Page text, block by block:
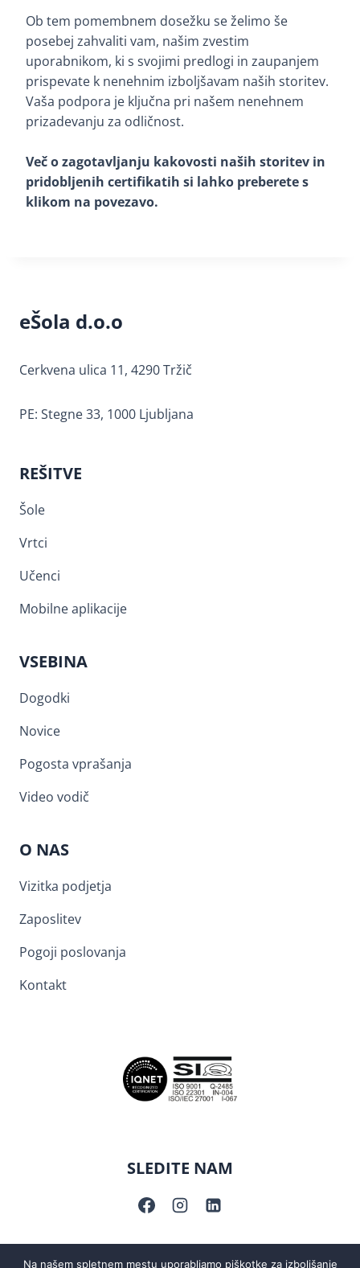
Ob tem pomembnem dosežku se želimo še
posebej zahvaliti vam, našim zvestim
uporabnikom, ki s svojimi predlogi in zaupanjem
prispevate k nenehnim izboljšavam naših storitev.
Vaša podpora je ključna pri našem nenehnem
prizadevanju za odličnost.
Več o zagotavljanju kakovosti naših storitev in
pridobljenih certifikatih si lahko preberete s
klikom na povezavo.
eŠola d.o.o
Cerkvena ulica 11, 4290 Tržič
PE: Stegne 33, 1000 Ljubljana
REŠITVE
Šole
Vrtci
Učenci
Mobilne aplikacije
VSEBINA
Dogodki
Novice
Pogosta vprašanja
Video vodič
O NAS
Vizitka podjetja
Zaposlitev
Pogoji poslovanja
Kontakt
SLEDITE NAM
Na našem spletnem mestu uporabljamo piškotke za izboljšanje